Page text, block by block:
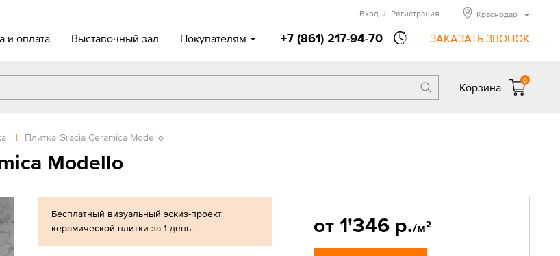
и оплата Выставочный зал Покупателям +7 (861) 217-94-70 ЗАКАЗАТЬ ЗВОНОК
Вход / Регистрация Краснодар
Корзина
0
| Плитка Gracia Ceramica Modello
Modello
Бесплатный визуальный эскиз-проект
керамической плитки за 1 день.
от 1'346 р./м2